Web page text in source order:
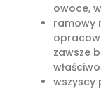
owoce,
ramowy
zawsze
wszyscy